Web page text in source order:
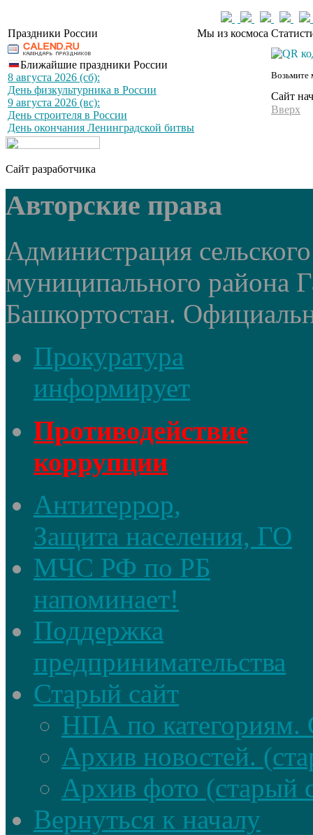
Праздники России Мы из космоса
Ближайшие праздники России
8 августа 2026 (сб):
День физкультурника в России
9 августа 2026 (вс):
День строителя в России
День окончания Ленинградской битвы
Возьмите
Сайт
Вверх
Сайт разработчика
Авторские права
Администрация
муниципального района
Башкортостан.
Прокуратура
информирует
Противодействие
коррупции
Антитеррор,
Защита населения, ГО
МЧС РФ по РБ
напоминает!
Поддержка
предпринимательства
Старый сайт
НПА по категориям.
Архив новостей.
Архив фото (старый
Вернуться к началу